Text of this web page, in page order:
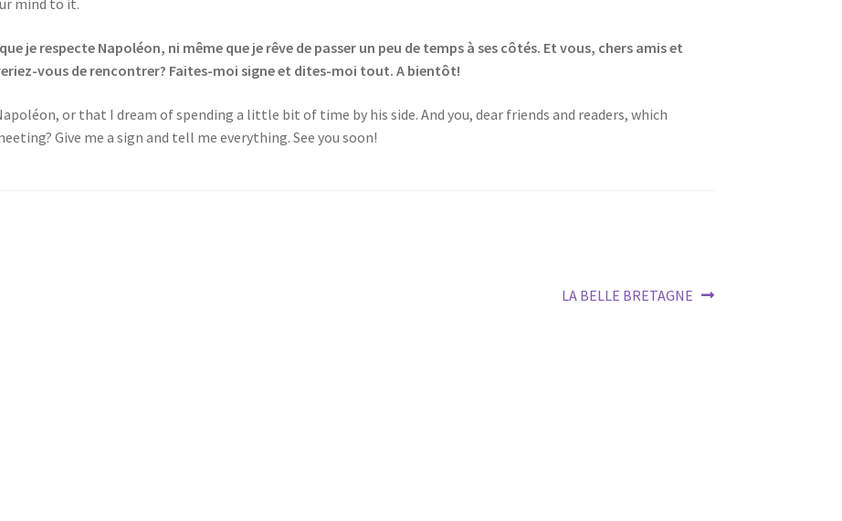
mind to it.
je respecte Napoléon, ni même que je rêve de passer un peu de temps à ses côtés. Et vous, chers amis et
vous de rencontrer? Faites-moi signe et dites-moi tout. A bientôt!
or that I dream of spending a little bit of time by his side. And you, dear friends and readers, which
Give me a sign and tell me everything. See you soon!
Next
LA BELLE BRETAGNE